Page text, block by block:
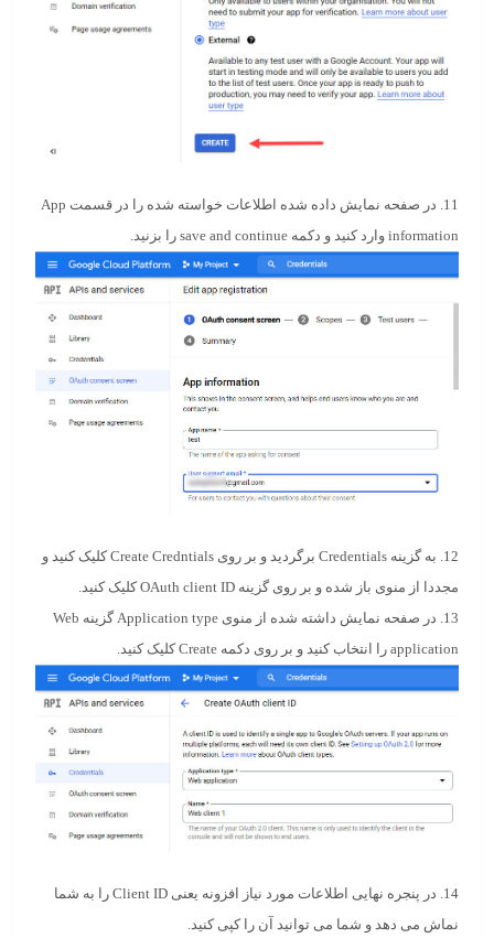
11. در صفحه نمایش داده شده اطلاعات خواسته شده را در قسمت
App
information وارد کنید و دکمه save and continue را بزنید.
12. به گزینه Credentials برگردید و بر روی Create Credntials کلیک کنید و
مجددا از منوی باز شده و بر روی گزینه OAuth client ID کلیک کنید.
13. در صفحه نمایش داشته شده از منوی Application type گزینه Web
application را انتخاب کنید و بر روی دکمه
Create کلیک کنید.
14. در پنجره نهایی اطلاعات مورد نیاز افزونه یعنی Client ID را به شما
نماش می دهد و شما می توانید آن را کپی کنید.